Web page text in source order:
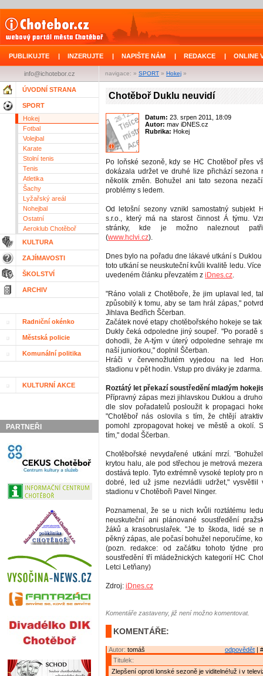
PUBLIKUJTE | INZERUJTE | NAPIŠTE NÁM | REDAKCE | ONLINE
navigace: » SPORT » Hokej »
info@ichotebor.cz
ÚVODNÍ STRANA
SPORT
Hokej
Fotbal
Volejbal
Karate
Stolní tenis
Tenis
Atletika
Šachy
Lyžařský areál
Nohejbal
Ostatní
Aeroklub Chotěboř
KULTURA
ZAJÍMAVOSTI
ŠKOLSTVÍ
ARCHIV
Radniční okénko
Městská policie
Komunální politika
KULTURNÍ AKCE
PARTNEŘI
Chotěboř Duklu neuvidí
Datum: 23. srpen 2011, 18:09
Autor: mav iDNES.cz
Rubrika: Hokej
Po loňské sezoně, kdy se HC Chotěboř přes
dokázala udržet ve druhé lize přichází sezona
několik změn. Bohužel ani tato sezona
problémy s ledem.
Od letošní sezony vznikl samostatný subjekt
s.r.o., který má na starost činnost Á týmu.
stránky, kde je možno naleznout
(www.hclvi.cz).
Dnes bylo na pořadu dne lákavé utkání s
toto utkání se neuskuteční kvůli kvalitě ledu.
uvedeném článku převzatém z iDnes.cz.
"Ráno volali z Chotěboře, že jim uplaval led,
způsobilý k tomu, aby se tam hrál zápas,"
Jihlava Bedřich Ščerban.
Začátek nové etapy chotěbořského hokeje se
Dukly čeká odpoledne jiný soupeř. "Po poradě
dohodli, že A-tým v úterý odpoledne sehraje
naší juniorkou," doplnil Ščerban.
Hráči v červenožlutém vyjedou na led
stadionu v pět hodin. Vstup pro diváky je zdarma.
Roztátý let překazí soustředění mladým
Přípravný zápas mezi jihlavskou Duklou a
dle slov pořadatelů posloužit k propagaci
"Chotěboř nás oslovila s tím, že chtějí
pomohl zpropagovat hokej ve městě a okolí.
tím," dodal Ščerban.
Chotěbořské nevydařené utkání mrzí.
krytou halu, ale pod střechou je metrová
dostává teplo. Tyto extrémně vysoké teploty pro
dobré, led už jsme nezvládli udržet," vysvětlil
stadionu v Chotěboři Pavel Ninger.
Poznamenal, že se u nich kvůli roztátému
neuskuteční ani plánované soustředění
žáků a krasobruslařek. "Je to škoda, lidé se
pěkný zápas, ale počasí bohužel neporučíme,
(pozn. redakce: od začátku tohoto týdne
soustředění tří mládežnických kategorií HC
Letci Letňany)
Zdroj: iDnes.cz
Komentáře zastaveny, již není možno komentovat.
KOMENTÁŘE:
odpovědět |
Autor: tomáš
Titulek:
Zlepšení oproti lonské sezoně je viditelné!už i v